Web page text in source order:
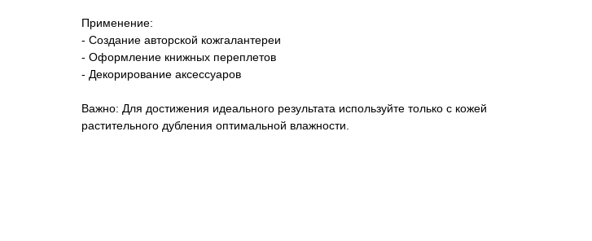
Применение:
- Создание авторской кожгалантереи
- Оформление книжных переплетов
- Декорирование аксессуаров
Важно: Для достижения идеального результата используйте только с кожей
растительного дубления оптимальной влажности.